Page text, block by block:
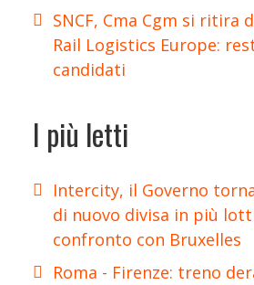
SNCF, Cma Cgm si ritira
Rail Logistics Europe:
candidati
I più letti
Intercity, il Governo
di nuovo divisa in più
confronto con Bruxelles
Roma - Firenze: treno